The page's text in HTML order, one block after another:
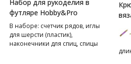
Набор для рукоделия в
футляре Hobby&Pro
В наборе: счетчик рядов, иглы
для шерсти (пластик),
наконечники для спиц, спицы